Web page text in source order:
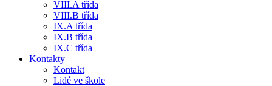
VIII.A třída
VIII.B třída
IX.A třída
IX.B třída
IX.C třída
Kontakty
Kontakt
Lidé ve škole